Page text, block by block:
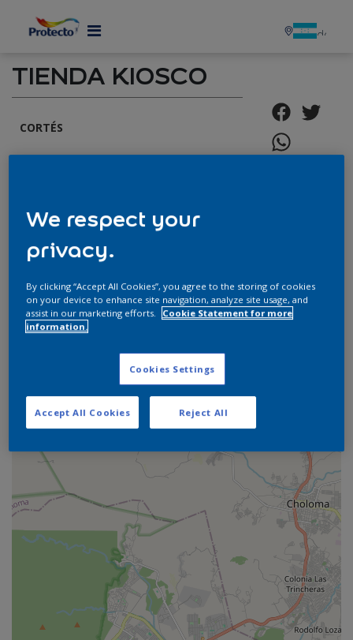
TIENDA KIOSCO
CORTÉS
Celular: 9868-0957 / 9446-8888 / 9477-0645
Horario: Lunes a Viernes 8:00 am - 6:00 pm. Sábados
Correo Electrónico:
servicioalclienteHN@pintuco.com
+
−
We respect your
privacy.
By clicking “Accept All Cookies”, you agree to the storing of cookies
on your device to enhance site navigation, analyze site usage, and
assist in our marketing efforts.
Cookie Statement for more
information.
Cookies Settings
Reject All
Accept All Cookies